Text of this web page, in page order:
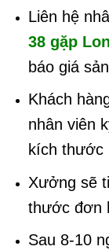
Liên hệ
38 gặp
báo giá
Khách
nhân viên
kích thước
Xưởng sẽ
thước đơn
Sau 8-10